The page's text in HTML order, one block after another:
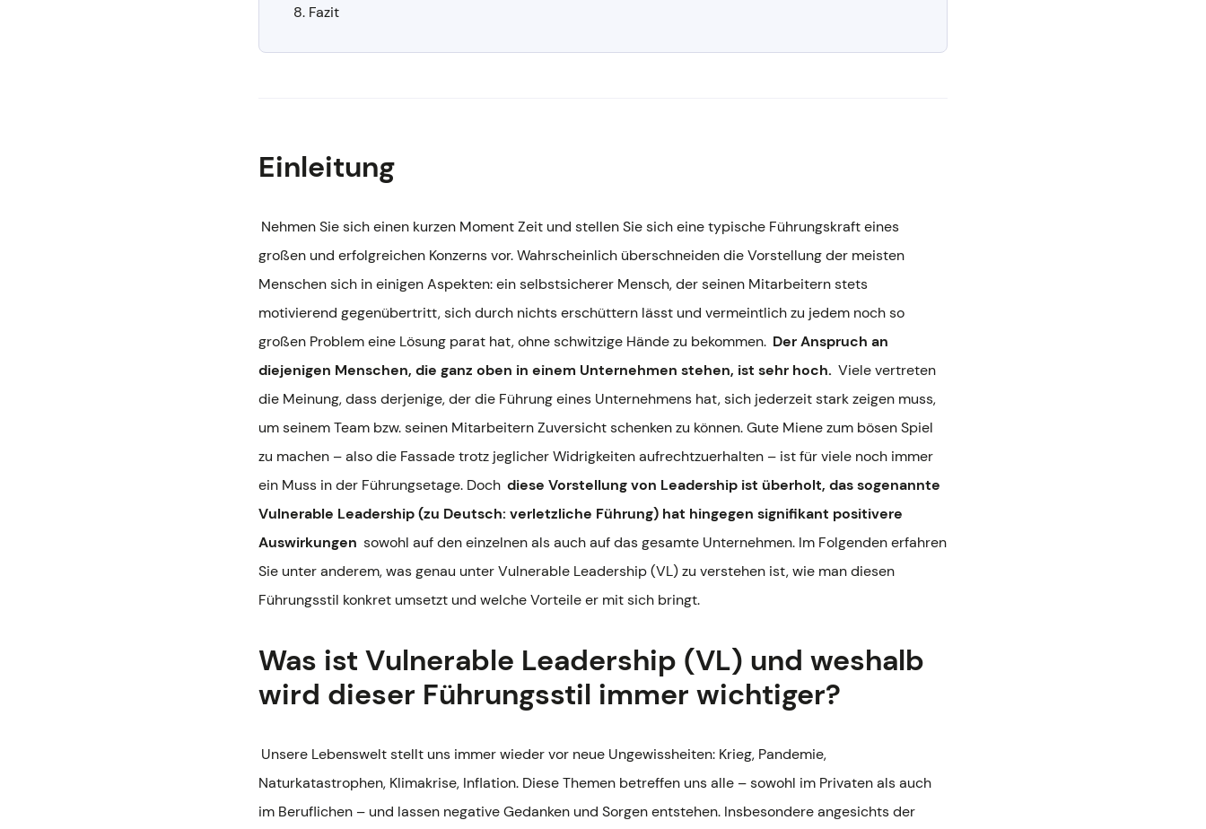
Fazit
Einleitung
Nehmen Sie sich einen kurzen Moment Zeit und stellen Sie sich eine typische Führungskraft eines
großen und erfolgreichen Konzerns vor. Wahrscheinlich überschneiden die Vorstellung der meisten
Menschen sich in einigen Aspekten: ein selbstsicherer Mensch, der seinen Mitarbeitern stets
motivierend gegenübertritt, sich durch nichts erschüttern lässt und vermeintlich zu jedem noch so
großen Problem eine Lösung parat hat, ohne schwitzige Hände zu bekommen. Der Anspruch an
diejenigen Menschen, die ganz oben in einem Unternehmen stehen, ist sehr hoch. Viele vertreten
die Meinung, dass derjenige, der die Führung eines Unternehmens hat, sich jederzeit stark zeigen muss,
um seinem Team bzw. seinen Mitarbeitern Zuversicht schenken zu können. Gute Miene zum bösen Spiel
zu machen – also die Fassade trotz jeglicher Widrigkeiten aufrechtzuerhalten – ist für viele noch immer
ein Muss in der Führungsetage. Doch diese Vorstellung von Leadership ist überholt, das sogenannte
Vulnerable Leadership (zu Deutsch: verletzliche Führung) hat hingegen signifikant positivere
Auswirkungen sowohl auf den einzelnen als auch auf das gesamte Unternehmen. Im Folgenden erfahren
Sie unter anderem, was genau unter Vulnerable Leadership (VL) zu verstehen ist, wie man diesen
Führungsstil konkret umsetzt und welche Vorteile er mit sich bringt.
Was ist Vulnerable Leadership (VL) und weshalb
wird dieser Führungsstil immer wichtiger?
Unsere Lebenswelt stellt uns immer wieder vor neue Ungewissheiten: Krieg, Pandemie,
Naturkatastrophen, Klimakrise, Inflation. Diese Themen betreffen uns alle – sowohl im Privaten als auch
im Beruflichen – und lassen negative Gedanken und Sorgen entstehen. Insbesondere angesichts der